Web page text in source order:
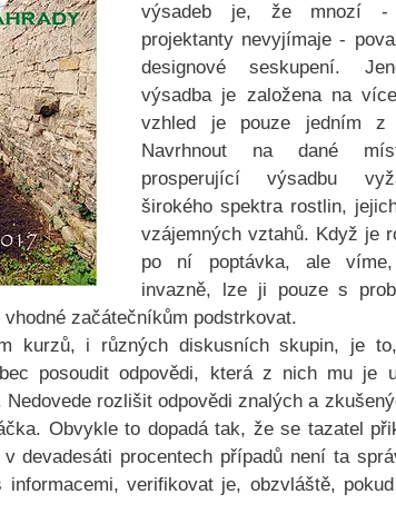
výsadeb je, že mnozí -
projektanty nevyjímaje -
designové seskupení.
výsadba je založena na
vzhled je pouze jedním z
Navrhnout na dané
prosperující výsadbu
širokého spektra rostlin,
vzájemných vztahů. Když je
po ní poptávka, ale
invazně, lze ji pouze s
začátečníkům podstrkovat.
kurzů, i různých diskusních skupin, je
posoudit odpovědi, která z nich mu je
rozlišit odpovědi znalých a
Obvykle to dopadá tak, že se tazatel
devadesáti procentech případů není ta
verifikovat je, obzvláště,